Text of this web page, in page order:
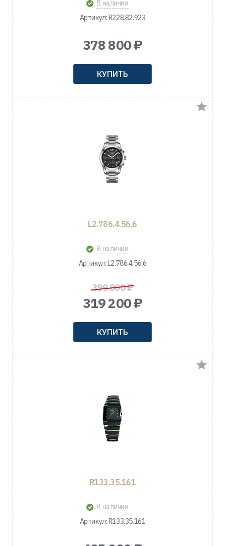
В наличии
Артикул: R228.82.923
378 800 ₽
КУПИТЬ
L2.786.4.56.6
В наличии
Артикул: L2.786.4.56.6
399 000 ₽
319 200 ₽
КУПИТЬ
R133.35.161
В наличии
Артикул: R133.35.161